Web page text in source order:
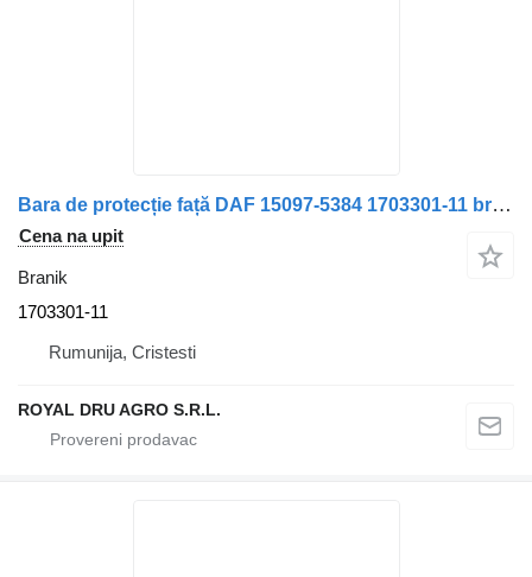
Bara de protecție față DAF 15097-5384 1703301-11 branik za kamiona
Cena na upit
Branik
1703301-11
Rumunija, Cristesti
ROYAL DRU AGRO S.R.L.